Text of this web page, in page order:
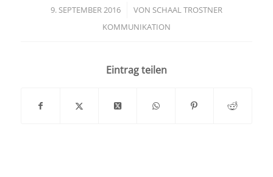
9. SEPTEMBER 2016
/ VON SCHAAL TROSTNER
KOMMUNIKATION
Eintrag teilen